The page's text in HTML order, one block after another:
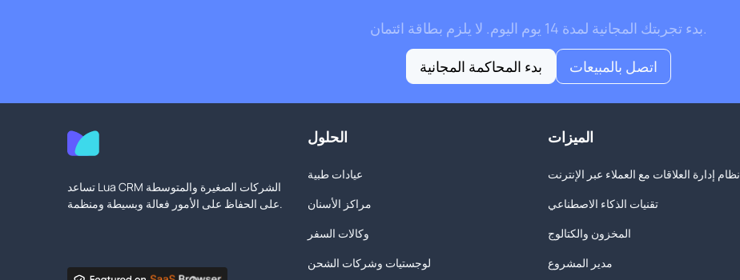
بدء تجربتك المجانية لمدة 14 يوم اليوم. لا يلزم بطاقة ائتمان.
بدء المحاكمة المجانية
اتصل بالمبيعات
تساعد Lua CRM الشركات الصغيرة والمتوسطة
على الحفاظ على الأمور فعالة وبسيطة ومنظمة.
الحلول
عيادات طبية
مراكز الأسنان
وكالات السفر
لوجستيات وشركات الشحن
الميزات
نظام إدارة العلاقات مع العملاء عبر الإنترنت
تقنيات الذكاء الاصطناعي
المخزون والكتالوج
مدير المشروع